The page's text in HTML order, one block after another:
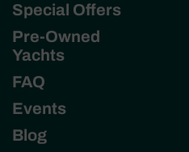
Special Offers
Pre-Owned
Yachts
FAQ
Events
Blog